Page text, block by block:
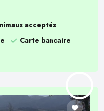
acceptés
Carte bancaire